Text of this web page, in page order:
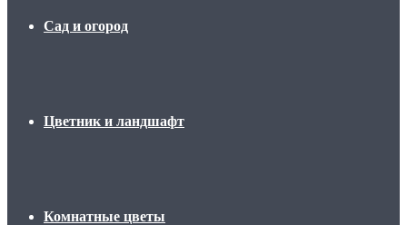
Сад и огород
Цветник и ландшафт
Комнатные цветы